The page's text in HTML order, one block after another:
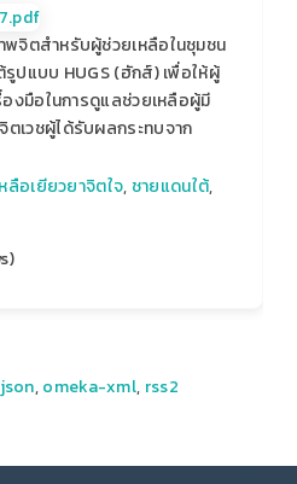
พจิตสำหรับผู้ช่วยเหลือในชุมชน
ปแบบ HUGS (ฮักส์) เพื่อให้ผู้
องมือในการดูแลช่วยเหลือผู้มี
เวชผู้ได้รับผลกระทบจาก
ลือเยียวยาจิตใจ, ชายแดนใต้,
json,omeka-xml, rss2